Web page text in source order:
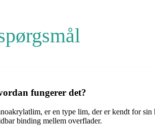
fungerer det?
er en type lim, der er kendt for
binding mellem overflader.